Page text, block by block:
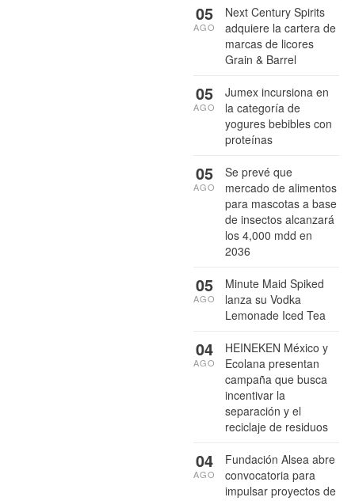
Next Century Spirits
adquiere la cartera de
marcas de licores
Grain & Barrel
05
AGO
Jumex incursiona en
la categoría de
yogures bebibles con
proteínas
05
AGO
Se prevé que
mercado de alimentos
para mascotas a base
de insectos alcanzará
los 4,000 mdd en
2036
05
AGO
Minute Maid Spiked
lanza su Vodka
Lemonade Iced Tea
05
AGO
HEINEKEN México y
Ecolana presentan
campaña que busca
incentivar la
separación y el
reciclaje de residuos
04
AGO
Fundación Alsea abre
convocatoria para
impulsar proyectos de
04
AGO